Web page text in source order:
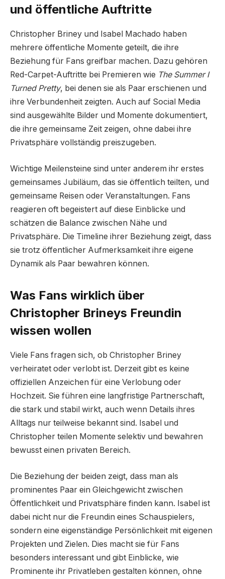
und öffentliche Auftritte
Christopher Briney und Isabel Machado haben
mehrere öffentliche Momente geteilt, die ihre
Beziehung für Fans greifbar machen. Dazu gehören
Red-Carpet-Auftritte bei Premieren wie The Summer I
Turned Pretty, bei denen sie als Paar erschienen und
ihre Verbundenheit zeigten. Auch auf Social Media
sind ausgewählte Bilder und Momente dokumentiert,
die ihre gemeinsame Zeit zeigen, ohne dabei ihre
Privatsphäre vollständig preiszugeben.
Wichtige Meilensteine sind unter anderem ihr erstes
gemeinsames Jubiläum, das sie öffentlich teilten, und
gemeinsame Reisen oder Veranstaltungen. Fans
reagieren oft begeistert auf diese Einblicke und
schätzen die Balance zwischen Nähe und
Privatsphäre. Die Timeline ihrer Beziehung zeigt, dass
sie trotz öffentlicher Aufmerksamkeit ihre eigene
Dynamik als Paar bewahren können.
Was Fans wirklich über
Christopher Brineys Freundin
wissen wollen
Viele Fans fragen sich, ob Christopher Briney
verheiratet oder verlobt ist. Derzeit gibt es keine
offiziellen Anzeichen für eine Verlobung oder
Hochzeit. Sie führen eine langfristige Partnerschaft,
die stark und stabil wirkt, auch wenn Details ihres
Alltags nur teilweise bekannt sind. Isabel und
Christopher teilen Momente selektiv und bewahren
bewusst einen privaten Bereich.
Die Beziehung der beiden zeigt, dass man als
prominentes Paar ein Gleichgewicht zwischen
Öffentlichkeit und Privatsphäre finden kann. Isabel ist
dabei nicht nur die Freundin eines Schauspielers,
sondern eine eigenständige Persönlichkeit mit eigenen
Projekten und Zielen. Dies macht sie für Fans
besonders interessant und gibt Einblicke, wie
Prominente ihr Privatleben gestalten können, ohne